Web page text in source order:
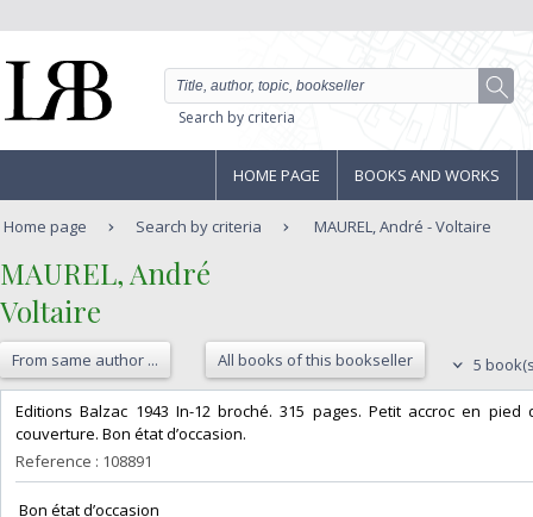
Search by criteria
HOME PAGE BOOKS AND WORKS
Home page Search by criteria MAUREL, André - Voltaire
‎MAUREL, André‎
‎Voltaire‎
From same author ... All books of this bookseller 5
‎Editions Balzac 1943 In-12 broché. 315 pages. Petit accroc en
couverture. Bon état d’occasion.‎
Reference : 108891
‎ Bon état d’occasion ‎